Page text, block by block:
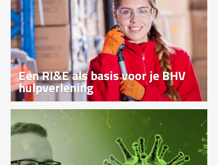
Een RI&E als basis voor je BHV
hulpverlening